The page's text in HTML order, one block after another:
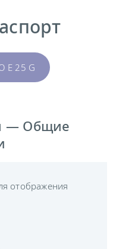
E 25 G
— Общие
отображения